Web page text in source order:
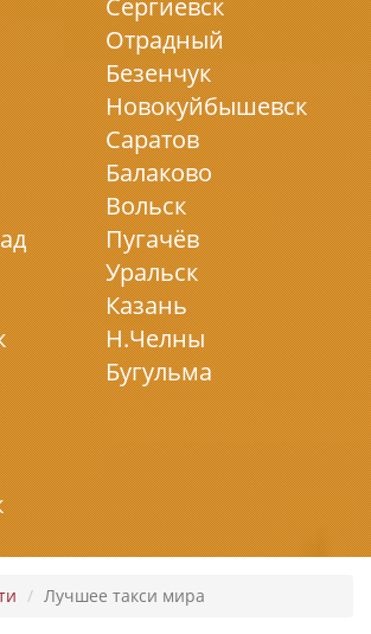
Сергиевск
Отрадный
Безенчук
Новокуйбышевск
Саратов
Балаково
Вольск
Пугачёв
Уральск
Казань
Н.Челны
Бугульма
Лучшее такси мира